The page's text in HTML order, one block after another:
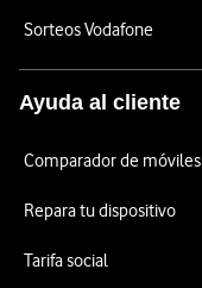
Sorteos Vodafone
Ayuda al cliente
Comparador de móviles
Repara tu dispositivo
Tarifa social